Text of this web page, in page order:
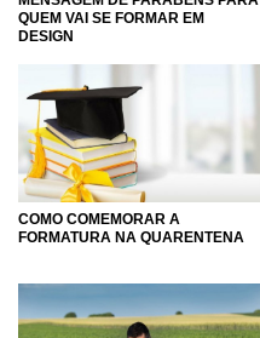
QUEM VAI SE FORMAR EM
DESIGN
COMO COMEMORAR A
FORMATURA NA QUARENTENA